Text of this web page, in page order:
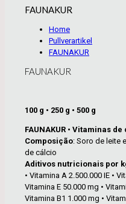
FAUNAKUR
Home
Pullverartikel
FAUNAKUR
FAUNAKUR
100 g • 250 g • 500 g
FAUNAKUR • Vitaminas
Composição: Soro de leite
de cálcio
Aditivos nutricionais por
• Vitamina A 2.500.000 IE •
Vitamina E 50.000 mg •
Vitamina B1 1.000 mg •